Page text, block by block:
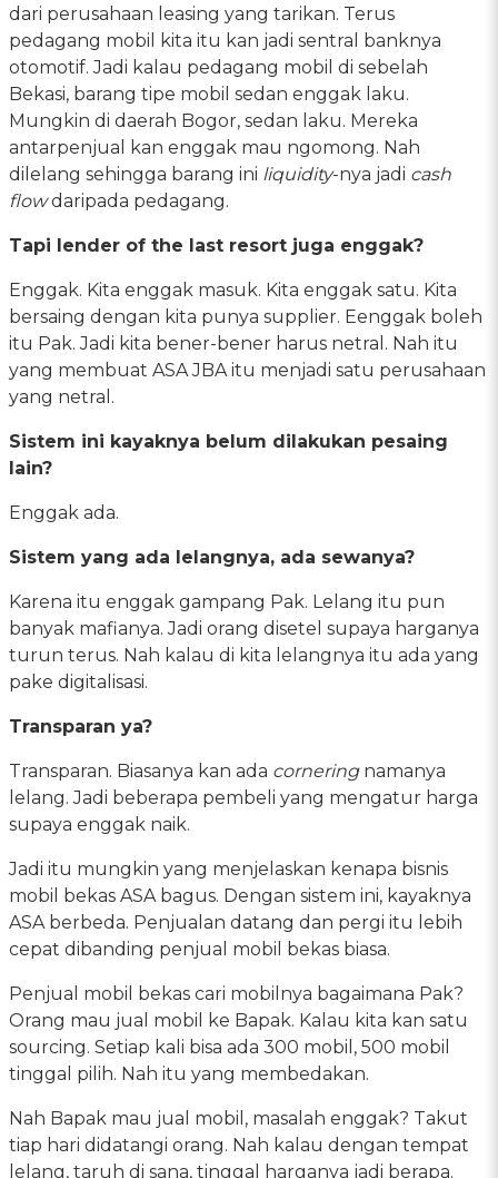
dari perusahaan leasing yang tarikan. Terus
pedagang mobil kita itu kan jadi sentral banknya
otomotif. Jadi kalau pedagang mobil di sebelah
Bekasi, barang tipe mobil sedan enggak laku.
Mungkin di daerah Bogor, sedan laku. Mereka
antarpenjual kan enggak mau ngomong. Nah
dilelang sehingga barang ini liquidity-nya jadi cash
flowdaripada pedagang.
Tapi lender of the last resort juga enggak?
Enggak. Kita enggak masuk. Kita enggak satu. Kita
bersaing dengan kita punya supplier. Eenggak boleh
itu Pak. Jadi kita bener-bener harus netral. Nah itu
yang membuat ASA JBA itu menjadi satu perusahaan
yang netral.
Sistem ini kayaknya belum dilakukan pesaing
lain?
Enggak ada.
Sistem yang ada lelangnya, ada sewanya?
Karena itu enggak gampang Pak. Lelang itu pun
banyak mafianya. Jadi orang disetel supaya harganya
turun terus. Nah kalau di kita lelangnya itu ada yang
pake digitalisasi.
Transparan ya?
Transparan. Biasanya kan ada corneringnamanya
lelang. Jadi beberapa pembeli yang mengatur harga
supaya enggak naik.
Jadi itu mungkin yang menjelaskan kenapa bisnis
mobil bekas ASA bagus. Dengan sistem ini, kayaknya
ASA berbeda. Penjualan datang dan pergi itu lebih
cepat dibanding penjual mobil bekas biasa.
Penjual mobil bekas cari mobilnya bagaimana Pak?
Orang mau jual mobil ke Bapak. Kalau kita kan satu
sourcing. Setiap kali bisa ada 300 mobil, 500 mobil
tinggal pilih. Nah itu yang membedakan.
Nah Bapak mau jual mobil, masalah enggak? Takut
tiap hari didatangi orang. Nah kalau dengan tempat
lelang, taruh di sana, tinggal harganya jadi berapa.